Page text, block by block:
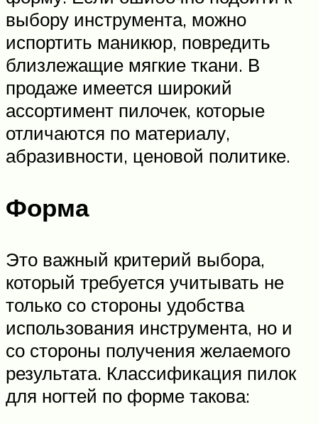
выбору инструмента, можно
испортить маникюр, повредить
близлежащие мягкие ткани. В
продаже имеется широкий
ассортимент пилочек, которые
отличаются по материалу,
абразивности, ценовой политике.
Форма
Это важный критерий выбора,
который требуется учитывать не
только со стороны удобства
использования инструмента, но и
со стороны получения желаемого
результата. Классификация пилок
для ногтей по форме такова: